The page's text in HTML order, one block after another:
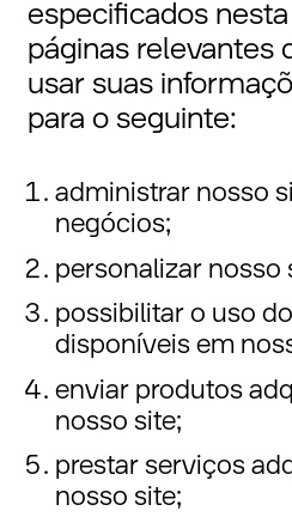
especificados
páginas relevantes
usar suas
para o seguinte:
administrar nosso
negócios;
personalizar nosso
possibilitar o uso
disponíveis em
enviar produtos
nosso site;
prestar serviços
nosso site;